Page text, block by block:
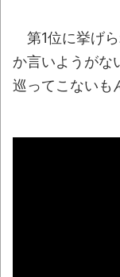
【腹筋崩
いくスレｗ
【九州名
第1位に挙げ
か言いようがな
巡ってこないも